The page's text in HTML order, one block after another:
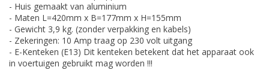
- Huis gemaakt van aluminium
- Maten L=420mm x B=177mm x H=155mm
- Gewicht 3,9 kg. (zonder verpakking en kabels)
- Zekeringen: 10 Amp traag op 230 volt uitgang
- E-Kenteken (E13) Dit kenteken betekent dat het apparaat ook
in voertuigen gebruikt mag worden !!!